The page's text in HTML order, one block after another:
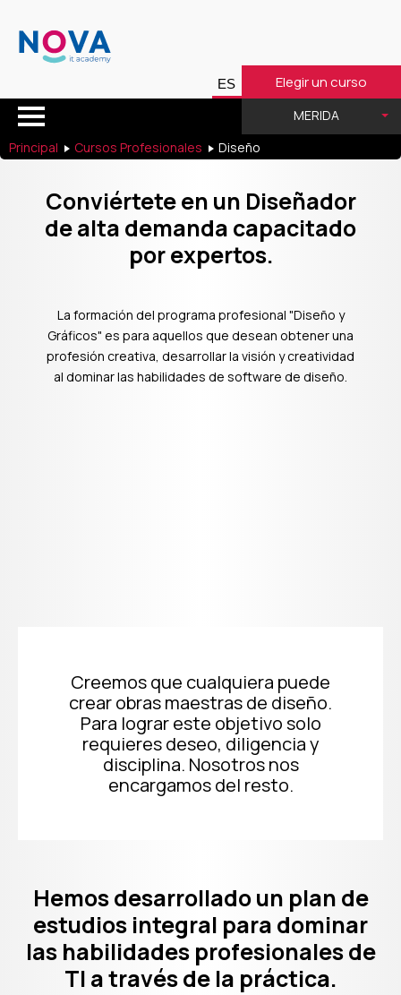
Elegir un curso
MERIDA
Principal
Cursos Profesionales Diseño
Conviértete en un Diseñador
de alta demanda capacitado
por expertos.
La formación del programa profesional "Diseño y
Gráficos" es para aquellos que desean obtener una
profesión creativa, desarrollar la visión y creatividad
al dominar las habilidades de software de diseño.
Creemos que cualquiera puede
crear obras maestras de diseño.
Para lograr este objetivo solo
requieres deseo, diligencia y
disciplina. Nosotros nos
encargamos del resto.
Hemos desarrollado un plan de
estudios integral para dominar
las habilidades profesionales de
TI a través de la práctica.